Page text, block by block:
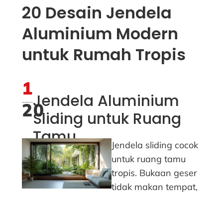
20 Desain Jendela
Aluminium Modern
untuk Rumah Tropis
1
20Jendela Aluminium
Sliding untuk Ruang
Tamu
Jendela sliding cocok
untuk ruang tamu
tropis. Bukaan geser
tidak makan tempat,